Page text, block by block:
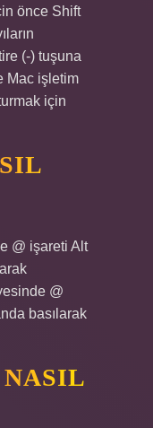
önce Shift
(-) tuşuna
Mac işletim
için
@ işareti Alt
@
basılarak